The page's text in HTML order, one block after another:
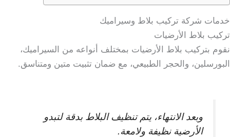
خدمات شركة تركيب بلاط وسيراميك
تركيب بلاط الأرضيات
نقوم بتركيب بلاط الأرضيات بمختلف أنواعه من السيراميك،
البورسلين، والحجر الطبيعي، مع ضمان تثبيت متين ومتناسق.
وبعد الانتهاء، يتم تنظيف البلاط بدقة لتبدو
الأرضية نظيفة ولامعة.